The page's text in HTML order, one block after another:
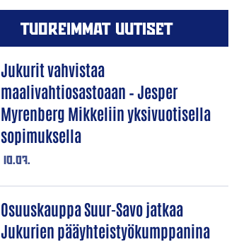
TUOREIMMAT UUTISET
10.07.
Jukurit vahvistaa
maalivahtiosastoaan – Jesper
Myrenberg Mikkeliin yksivuotisella
sopimuksella
Osuuskauppa Suur-Savo jatkaa
Jukurien pääyhteistyökumppanina